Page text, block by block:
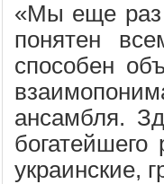
«Мы еще раз
понятен
способен
ансамбля.
богатейшего
украинские,